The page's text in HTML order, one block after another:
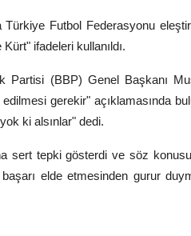
Futbol Federasyonu
Kürt" ifadeleri kullanıldı.
Partisi (BBP) Genel Başkanı
gerekir" açıklamasında
ki alsınlar" dedi.
sert tepki gösterdi ve söz
elde etmesinden gurur